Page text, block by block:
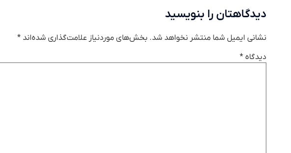
دیدگاهتان را بنویسید
نشانی ایمیل شما منتشر نخواهد شد. بخش‌های موردنیاز علامت‌گذاری شده‌اند *
دیدگاه *